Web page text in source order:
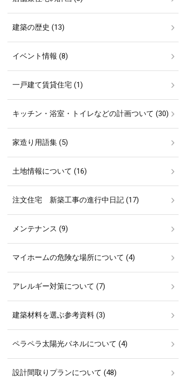
建築の歴史 (13)
イベント情報 (8)
一戸建て賃貸住宅 (1)
キッチン・浴室・トイレなどの計画ついて (30)
家造り用語集 (5)
土地情報について (16)
注文住宅 新築工事の進行中日記 (17)
メンテナンス (9)
マイホームの危険な場所について (4)
アレルギー対策について (7)
建築材料を選ぶ参考資料 (3)
ペラペラ太陽光パネルについて (4)
設計間取りプランについて (48)